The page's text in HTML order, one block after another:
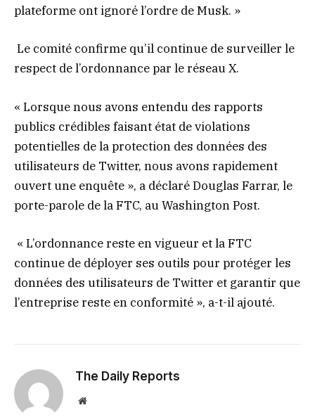
plateforme ont ignoré l’ordre de Musk. »
Le comité confirme qu’il continue de surveiller le
respect de l’ordonnance par le réseau X.
« Lorsque nous avons entendu des rapports
publics crédibles faisant état de violations
potentielles de la protection des données des
utilisateurs de Twitter, nous avons rapidement
ouvert une enquête », a déclaré Douglas Farrar, le
porte-parole de la FTC, au Washington Post.
« L’ordonnance reste en vigueur et la FTC
continue de déployer ses outils pour protéger les
données des utilisateurs de Twitter et garantir que
l’entreprise reste en conformité », a-t-il ajouté.
The Daily Reports
Website